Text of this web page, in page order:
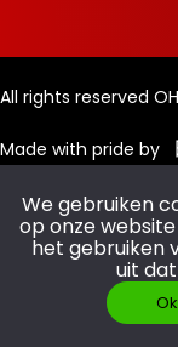
All rights reserved
Made with pride by
We gebruiken
op onze
het gebruiken
uit
Ok